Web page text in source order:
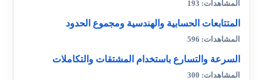
المشاهدات: 193
المتتابعات الحسابية والهندسية ومجموع الحدود
المشاهدات: 596
السرعة والتسارع باستخدام المشتقات والتكاملات
المشاهدات: 300